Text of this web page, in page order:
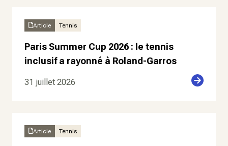
Article Tennis
Paris Summer Cup 2026 : le tennis
inclusif a rayonné à Roland-Garros
31 juillet 2026
Article Tennis